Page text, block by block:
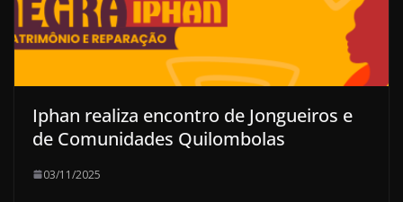
Iphan realiza encontro de Jongueiros e
de Comunidades Quilombolas
03/11/2025